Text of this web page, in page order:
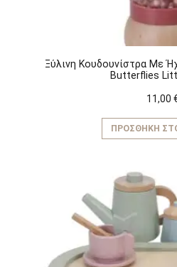
Ξύλινη Κουδουνίστρα Με
Butterflies
11,00
ΠΡΟΣΘΉΚΗ